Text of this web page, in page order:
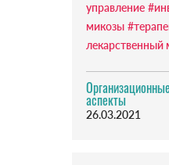
управление
микозы
лекарственный
аспекты
26.03.2021